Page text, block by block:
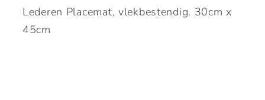
Lederen Placemat, vlekbestendig. 30cm x
45cm